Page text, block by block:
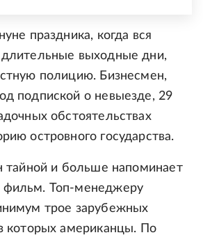
праздника, когда вся
выходные дни,
полицию. Бизнесмен,
подпиской о невыезде, 29
обстоятельствах
островного государства.
тайной и больше напоминает
Топ-менеджеру
трое зарубежных
которых американцы. По